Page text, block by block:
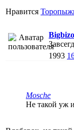
Нравится
1993
Mosche
Не такой уж